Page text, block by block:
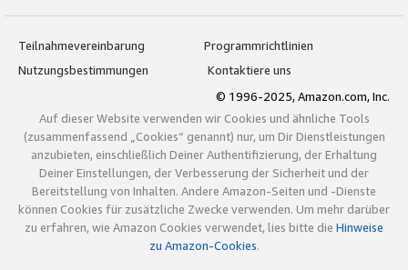
Teilnahmevereinbarung
Programmrichtlinien
Nutzungsbestimmungen
Kontaktiere uns
© 1996-2025, Amazon.com, Inc.
Auf dieser Website verwenden wir Cookies und ähnliche Tools
(zusammenfassend „Cookies“ genannt) nur, um Dir Dienstleistungen
anzubieten, einschließlich Deiner Authentifizierung, der Erhaltung
Deiner Einstellungen, der Verbesserung der Sicherheit und der
Bereitstellung von Inhalten. Andere Amazon-Seiten und -Dienste
können Cookies für zusätzliche Zwecke verwenden. Um mehr darüber
zu erfahren, wie Amazon Cookies verwendet, lies bitte die Hinweise
zu Amazon-Cookies.